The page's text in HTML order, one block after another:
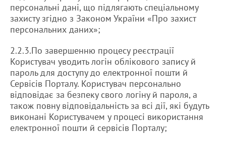
персональні дані, що підлягають спеціальному
захисту згідно з Законом України «Про захист
персональних даних»;
2.2.3.По завершенню процесу реєстрації
Користувач уводить логін облікового запису й
пароль для доступу до електронної пошти й
Сервісів Порталу. Користувач персонально
відповідає за безпеку свого логіну й пароля, а
також повну відповідальність за всі дії, які будуть
виконані Користувачем у процесі використання
електронної пошти й сервісів Порталу;